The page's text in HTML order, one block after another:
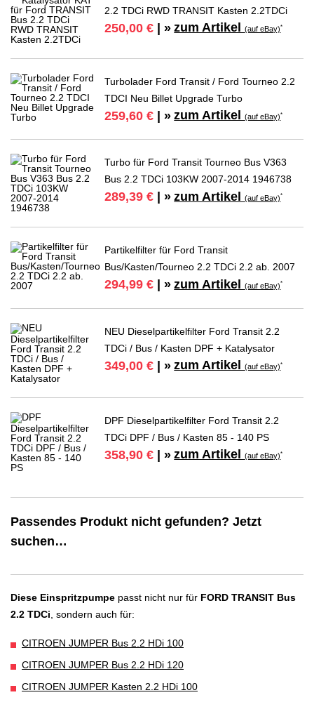
2.2 TDCi RWD TRANSIT Kasten 2.2TDCi
250,00 € | » zum Artikel(auf eBay)*
Turbolader Ford Transit / Ford Tourneo 2.2
TDCI Neu Billet Upgrade Turbo
259,60 € | » zum Artikel(auf eBay)*
Turbo für Ford Transit Tourneo Bus V363
Bus 2.2 TDCi 103KW 2007-2014 1946738
289,39 € | » zum Artikel(auf eBay)*
Partikelfilter für Ford Transit
Bus/Kasten/Tourneo 2.2 TDCi 2.2 ab. 2007
294,99 € | » zum Artikel(auf eBay)*
NEU Dieselpartikelfilter Ford Transit 2.2
TDCi / Bus / Kasten DPF + Katalysator
349,00 € | » zum Artikel(auf eBay)*
DPF Dieselpartikelfilter Ford Transit 2.2
TDCi DPF / Bus / Kasten 85 - 140 PS
358,90 € | » zum Artikel(auf eBay)*
Passendes Produkt nicht gefunden? Jetzt
suchen…
Diese Einspritzpumpe passt nicht nur für FORD TRANSIT Bus
2.2 TDCi , sondern auch für:
CITROEN JUMPER Bus 2.2 HDi 100
CITROEN JUMPER Bus 2.2 HDi 120
CITROEN JUMPER Kasten 2.2 HDi 100